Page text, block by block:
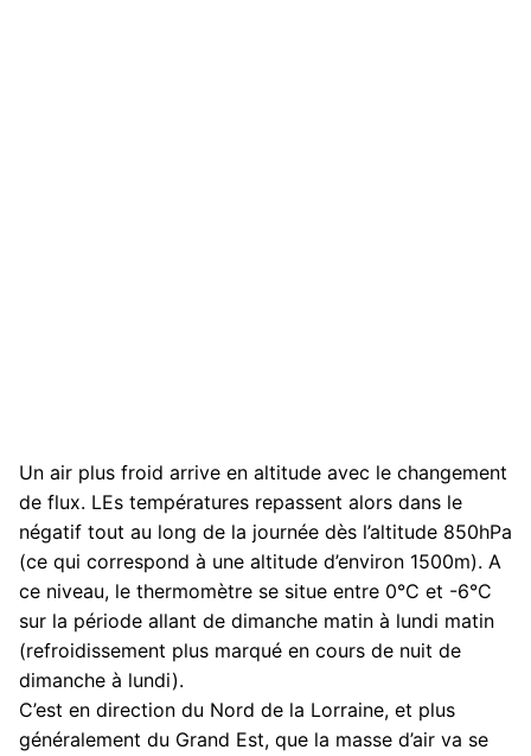
Un air plus froid arrive en altitude avec le changement
de flux. LEs températures repassent alors dans le
négatif tout au long de la journée dès l’altitude 850hPa
(ce qui correspond à une altitude d’environ 1500m). A
ce niveau, le thermomètre se situe entre 0°C et -6°C
sur la période allant de dimanche matin à lundi matin
(refroidissement plus marqué en cours de nuit de
dimanche à lundi).
C’est en direction du Nord de la Lorraine, et plus
généralement du Grand Est, que la masse d’air va se